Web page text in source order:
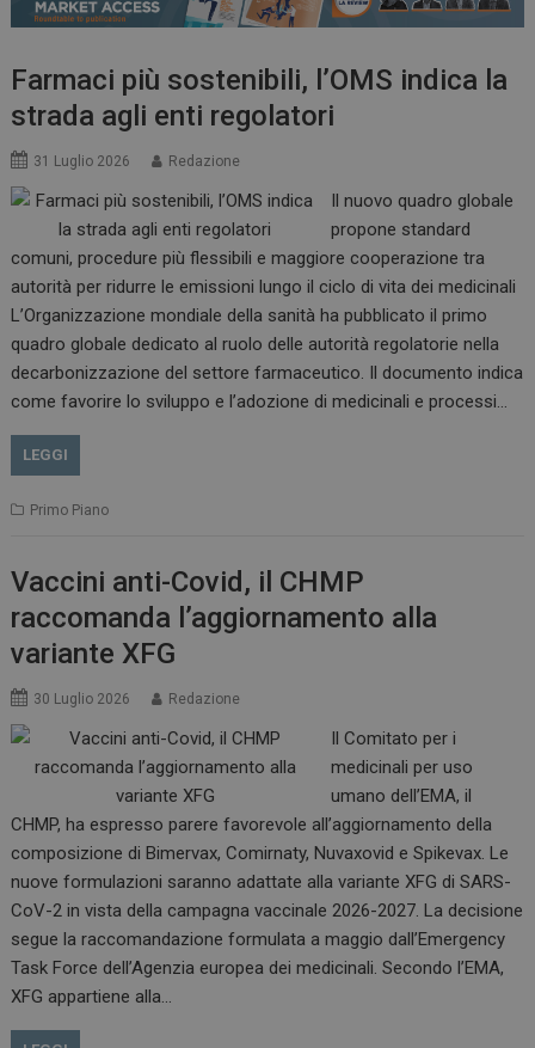
Farmaci più sostenibili, l’OMS indica la
strada agli enti regolatori
31 Luglio 2026 Redazione
Il nuovo quadro globale
propone standard
comuni, procedure più flessibili e maggiore cooperazione tra
autorità per ridurre le emissioni lungo il ciclo di vita dei medicinali
L’Organizzazione mondiale della sanità ha pubblicato il primo
quadro globale dedicato al ruolo delle autorità regolatorie nella
decarbonizzazione del settore farmaceutico. Il documento indica
come favorire lo sviluppo e l’adozione di medicinali e processi…
LEGGI
Primo Piano
Vaccini anti-Covid, il CHMP
raccomanda l’aggiornamento alla
variante XFG
30 Luglio 2026 Redazione
Il Comitato per i
medicinali per uso
umano dell’EMA, il
CHMP, ha espresso parere favorevole all’aggiornamento della
composizione di Bimervax, Comirnaty, Nuvaxovid e Spikevax. Le
nuove formulazioni saranno adattate alla variante XFG di SARS-
CoV-2 in vista della campagna vaccinale 2026-2027. La decisione
segue la raccomandazione formulata a maggio dall’Emergency
Task Force dell’Agenzia europea dei medicinali. Secondo l’EMA,
XFG appartiene alla…
.www.dailyhealthindustry.it
www.dailyhealthindustry.it
tracking-sites-
www.dailyhealthindustry.it
2 giorni
ARRAffinity
Microsoft Corporation
.www.dailyhealthindustry.it
Sessione